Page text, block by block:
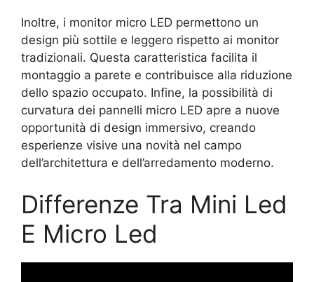
Inoltre, i monitor micro LED permettono un
design più sottile e leggero rispetto ai monitor
tradizionali. Questa caratteristica facilita il
montaggio a parete e contribuisce alla riduzione
dello spazio occupato. Infine, la possibilità di
curvatura dei pannelli micro LED apre a nuove
opportunità di design immersivo, creando
esperienze visive una novità nel campo
dell’architettura e dell’arredamento moderno.
Differenze Tra Mini Led
E Micro Led